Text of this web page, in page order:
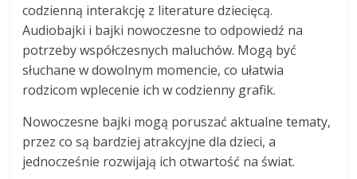
codzienną interakcję z literature dziecięcą.
Audiobajki i bajki nowoczesne to odpowiedź na
potrzeby współczesnych maluchów. Mogą być
słuchane w dowolnym momencie, co ułatwia
rodzicom wplecenie ich w codzienny grafik.
Nowoczesne bajki mogą poruszać aktualne tematy,
przez co są bardziej atrakcyjne dla dzieci, a
jednocześnie rozwijają ich otwartość na świat.